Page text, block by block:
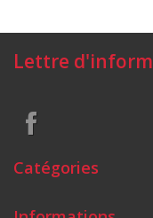
Lettre
Catégories